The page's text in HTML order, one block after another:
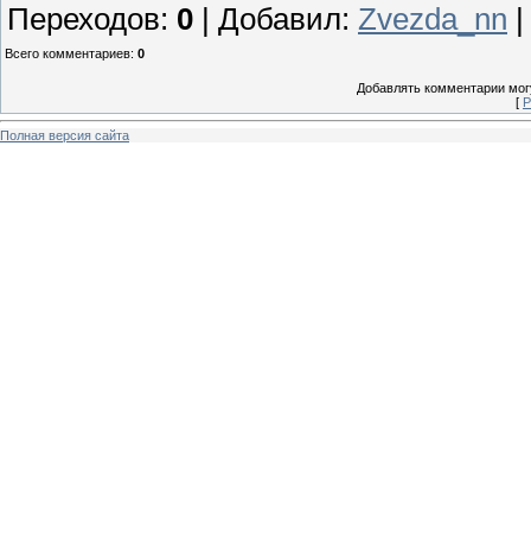
Переходов: 0 | Добавил: Zvezda_nn |
Всего комментариев: 0
Добавлять комментарии
[
Полная версия сайта